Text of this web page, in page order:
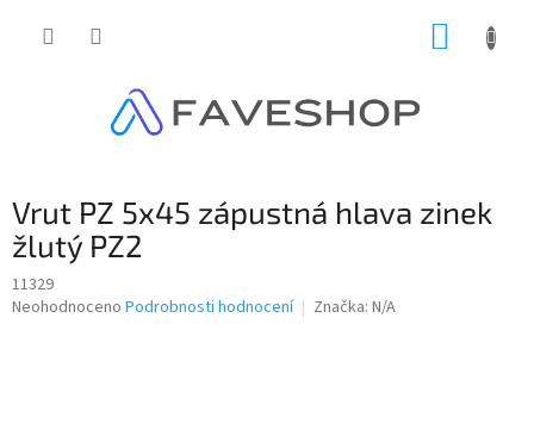
Vrut PZ 5x45 zápustná hlava zinek
žlutý PZ2
11329
Průměrné
Neohodnoceno Podrobnosti hodnocení Značka: N/A